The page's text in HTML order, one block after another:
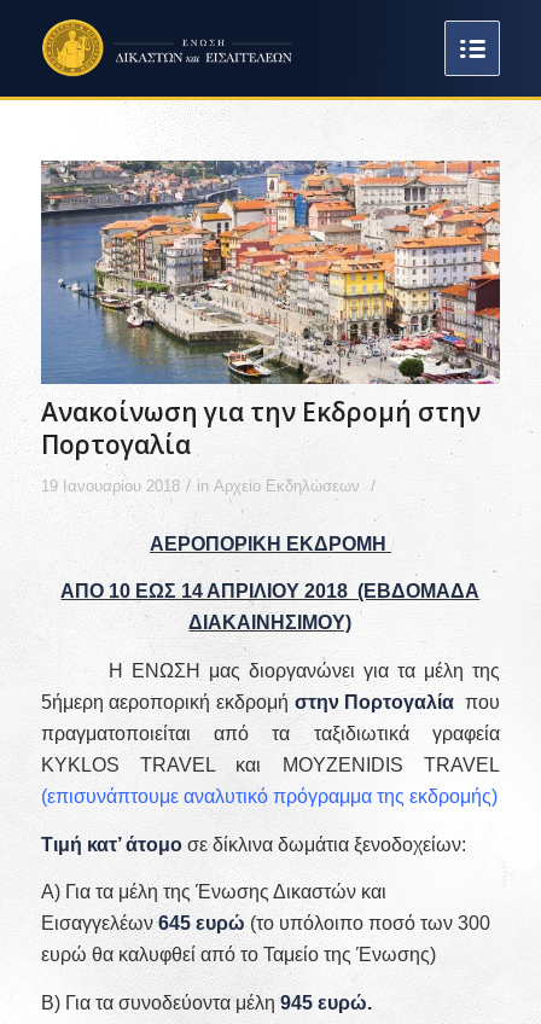
Ανακοίνωση για την Εκδρομή στην
Πορτογαλία
19 Ιανουαρίου 2018 / in Αρχείο Εκδηλώσεων /
ΑΕΡΟΠΟΡΙΚΗ ΕΚΔΡΟΜΗ
ΑΠΟ 10 ΕΩΣ 14 ΑΠΡΙΛΙΟΥ 2018 (ΕΒΔΟΜΑΔΑ
ΔΙΑΚΑΙΝΗΣΙΜΟΥ)
Η ΕΝΩΣΗ μας διοργανώνει για τα μέλη της
5ήμερη αεροπορική εκδρομή στην Πορτογαλίαπου
πραγματοποιείται από τα ταξιδιωτικά γραφεία
KYKLOS TRAVEL και MOYZENIDIS TRAVEL
(επισυνάπτουμε αναλυτικό πρόγραμμα της εκδρομής)
Τιμή κατ’ άτομο σε δίκλινα δωμάτια ξενοδοχείων:
Α) Για τα μέλη της Ένωσης Δικαστών και
Εισαγγελέων645 ευρώ(το υπόλοιπο ποσό των 300
ευρώ θα καλυφθεί από το Ταμείο της Ένωσης)
Β) Για τα συνοδεύοντα μέλη945 ευρώ.